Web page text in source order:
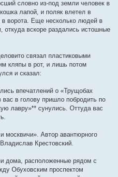
словно из-под земли человек в
лапой, и поляк влетел в
ворота. Еще несколько людей в
вскоре раздались истошные
связал пластиковыми
кляпы в рот, и лишь потом
и сказал:
впечатлений о «Трущобах
вас в голову пришло побродить по
лавру»** сунулись. Оттуда вас
москвичи». Автор авантюрного
Крестовский.
дома, расположенные рядом с
Обуховским проспектом